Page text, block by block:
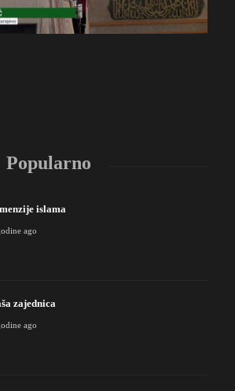
Popularno
islama
ago
zajednica
ago